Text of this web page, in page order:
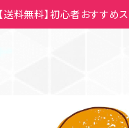
【送料無料】初心者おすすめ